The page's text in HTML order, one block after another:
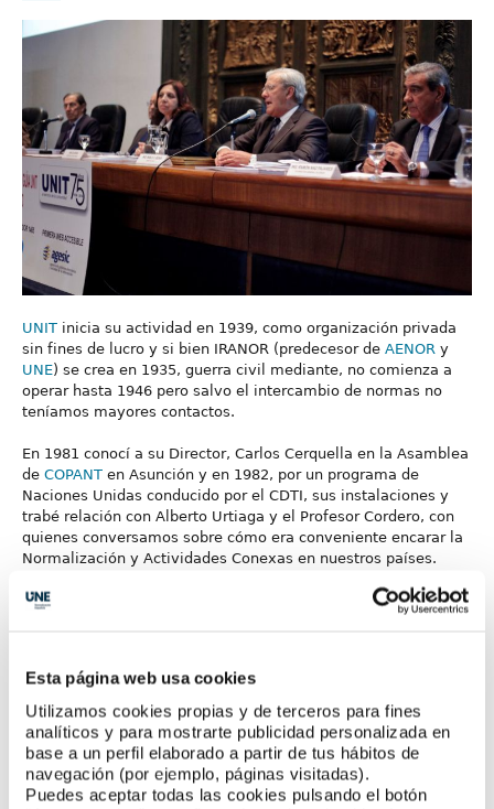
Esta página web usa cookies
Utilizamos cookies propias y de terceros para fines
analíticos y para mostrarte publicidad personalizada en
base a un perfil elaborado a partir de tus hábitos de
navegación (por ejemplo, páginas visitadas).
Puedes aceptar todas las cookies pulsando el botón
UNIT inicia su actividad en 1939, como organización privada
sin fines de lucro y si bien IRANOR (predecesor de AENOR y
UNE) se crea en 1935, guerra civil mediante, no comienza a
operar hasta 1946 pero salvo el intercambio de normas no
teníamos mayores contactos.
En 1981 conocí a su Director, Carlos Cerquella en la Asamblea
de COPANT en Asunción y en 1982, por un programa de
Naciones Unidas conducido por el CDTI, sus instalaciones y
trabé relación con Alberto Urtiaga y el Profesor Cordero, con
quienes conversamos sobre cómo era conveniente encarar la
Normalización y Actividades Conexas en nuestros países.
En 1986 en la Asamblea de
en Antigua Guatemala
Director General, Ramón Naz, quien inmediatamente
manifestó su total disposición a colaborar conCOPANTy con
todos y cada uno de sus miembros, en ese momento todos
latinoamericanos, (se había retirado transitoriamente USA y
aún no habían ingresado los países isleños del Caribe y